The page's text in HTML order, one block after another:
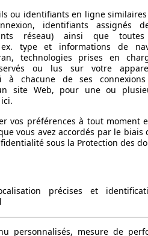
2125 mm
1832 mm
3105 mm
2495 kg
1005 kg
4
freins) -
freins) 1300 kg
-
-
ou identifiants en ligne
identifiants assignés
réseau) ainsi que
type et informations de
technologies prises en
ou lus sur votre
à chacune de ses
site Web, pour une ou
vos préférences à tout moment
vous avez accordés par le biais
sous la Protection des
précises et
personnalisés, mesure de